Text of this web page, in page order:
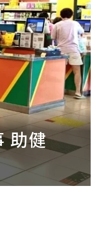
助健